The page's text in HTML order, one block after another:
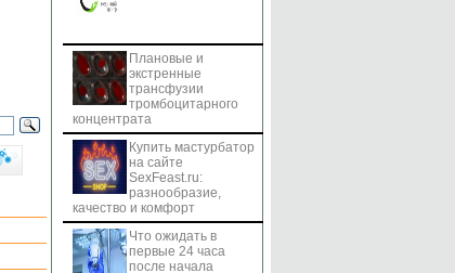
Плановые и
экстренные
трансфузии
тромбоцитарного
концентрата
Купить мастурбатор
на сайте
SexFeast.ru:
разнообразие,
качество и комфорт
Что ожидать в
первые 24 часа
после начала